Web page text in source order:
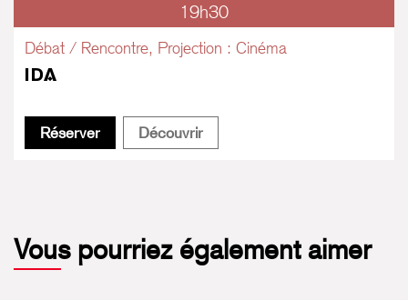
19h30
Débat / Rencontre, Projection : Cinéma
IDA
RéserverIda DécouvrirIda
Vous pourriez également aimer